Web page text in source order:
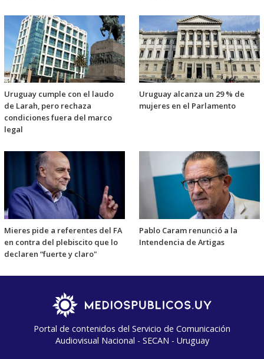
Uruguay cumple con el laudo
de Larah, pero rechaza
condiciones fuera del marco
legal
Uruguay alcanza un 29 % de
mujeres en el Parlamento
Mieres pide a referentes del FA
en contra del plebiscito que lo
declaren “fuerte y claro"
Pablo Caram renunció a la
Intendencia de Artigas
Portal de contenidos del Servicio de Comunicación
Audiovisual Nacional - SECAN - Uruguay